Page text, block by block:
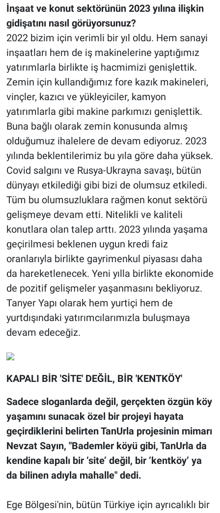
İnşaat ve konut sektörünün 2023 yılına ilişkin
gidişatını nasıl görüyorsunuz?
2022 bizim için verimli bir yıl oldu. Hem sanayi
inşaatları hem de iş makinelerine yaptığımız
yatırımlarla birlikte iş hacmimizi genişlettik.
Zemin için kullandığımız fore kazık makineleri,
vinçler, kazıcı ve yükleyiciler, kamyon
yatırımlarla gibi makine parkımızı genişlettik.
Buna bağlı olarak zemin konusunda almış
olduğumuz ihalelere de devam ediyoruz. 2023
yılında beklentilerimiz bu yıla göre daha yüksek.
Covid salgını ve Rusya-Ukrayna savaşı, bütün
dünyayı etkilediği gibi bizi de olumsuz etkiledi.
Tüm bu olumsuzluklara rağmen konut sektörü
gelişmeye devam etti. Nitelikli ve kaliteli
konutlara olan talep arttı. 2023 yılında yaşama
geçirilmesi beklenen uygun kredi faiz
oranlarıyla birlikte gayrimenkul piyasası daha
da hareketlenecek. Yeni yılla birlikte ekonomide
de pozitif gelişmeler yaşanmasını bekliyoruz.
Tanyer Yapı olarak hem yurtiçi hem de
yurtdışındaki yatırımcılarımızla buluşmaya
devam edeceğiz.
KAPALI BİR 'SİTE' DEĞİL, BİR 'KENTKÖY'
Sadece sloganlarda değil, gerçekten özgün köy
yaşamını sunacak özel bir projeyi hayata
geçirdiklerini belirten TanUrla projesinin mimarı
Nevzat Sayın, "Bademler köyü gibi, TanUrla da
kendine kapalı bir ‘site’ değil, bir ‘kentköy’ ya
da bilinen adıyla mahalle" dedi.
Ege Bölgesi'nin, bütün Türkiye için ayrıcalıklı bir